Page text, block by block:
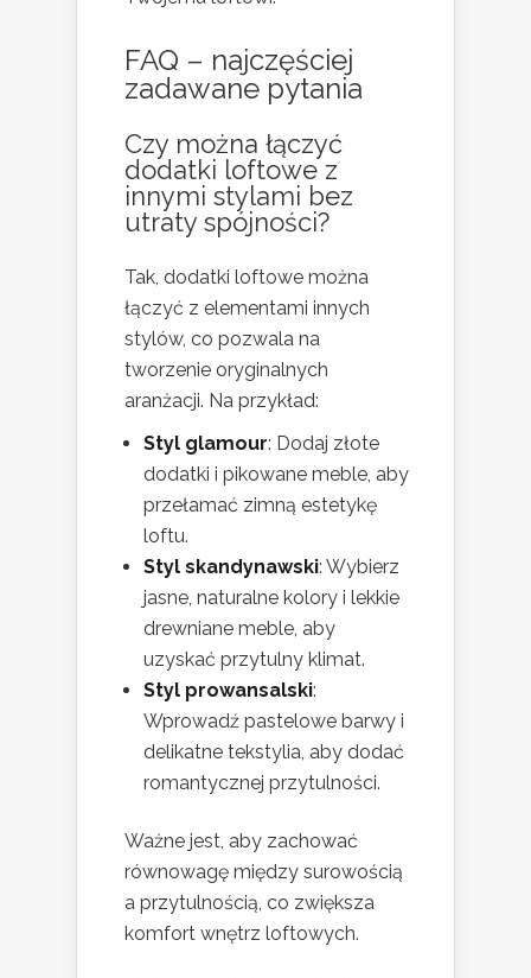
FAQ – najczęściej
zadawane pytania
Czy można łączyć
dodatki loftowe z
innymi stylami bez
utraty spójności?
Tak, dodatki loftowe można
łączyć z elementami innych
stylów, co pozwala na
tworzenie oryginalnych
aranżacji. Na przykład:
Styl glamour: Dodaj złote
dodatki i pikowane meble, aby
przełamać zimną estetykę
loftu.
Styl skandynawski: Wybierz
jasne, naturalne kolory i lekkie
drewniane meble, aby
uzyskać przytulny klimat.
Styl prowansalski:
Wprowadź pastelowe barwy i
delikatne tekstylia, aby dodać
romantycznej przytulności.
Ważne jest, aby zachować
równowagę między surowością
a przytulnością, co zwiększa
komfort wnętrz loftowych.